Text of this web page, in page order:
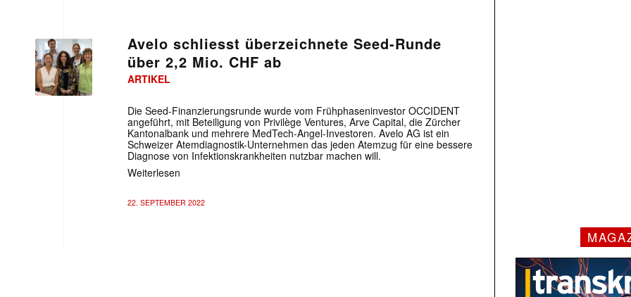
Avelo schliesst überzeichnete Seed-Runde
über 2,2 Mio. CHF ab
ARTIKEL
Die Seed-Finanzierungsrunde wurde vom Frühphaseninvestor OCCIDENT
angeführt, mit Beteiligung von Privilège Ventures, Arve Capital, die Zürcher
Kantonalbank und mehrere MedTech-Angel-Investoren. Avelo AG ist ein
Schweizer Atemdiagnostik-Unternehmen das jeden Atemzug für eine bessere
Diagnose von Infektionskrankheiten nutzbar machen will.
Weiterlesen
22. SEPTEMBER 2022